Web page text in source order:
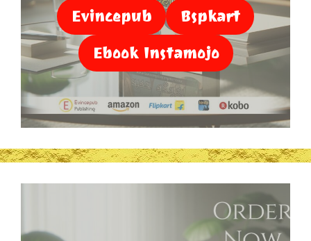
Evincepub
Bspkart
Ebook Instamojo